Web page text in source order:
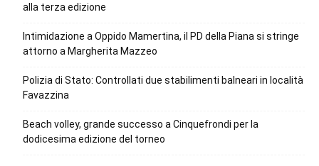
alla terza edizione
Intimidazione a Oppido Mamertina, il PD della Piana si stringe
attorno a Margherita Mazzeo
Polizia di Stato: Controllati due stabilimenti balneari in località
Favazzina
Beach volley, grande successo a Cinquefrondi per la
dodicesima edizione del torneo